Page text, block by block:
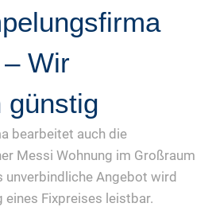
Wir
günstig
bearbeitet auch die
Messi Wohnung im Großraum
unverbindliche Angebot wird
eines Fixpreises leistbar.